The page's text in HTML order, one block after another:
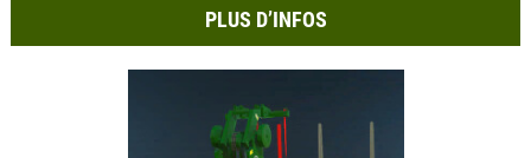
PLUS D’INFOS